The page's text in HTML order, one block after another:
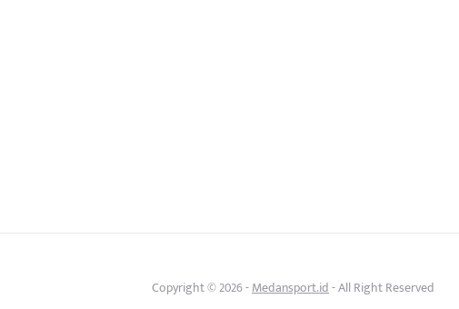
Copyright © 2026 -Medansport.id- All Right Reserved